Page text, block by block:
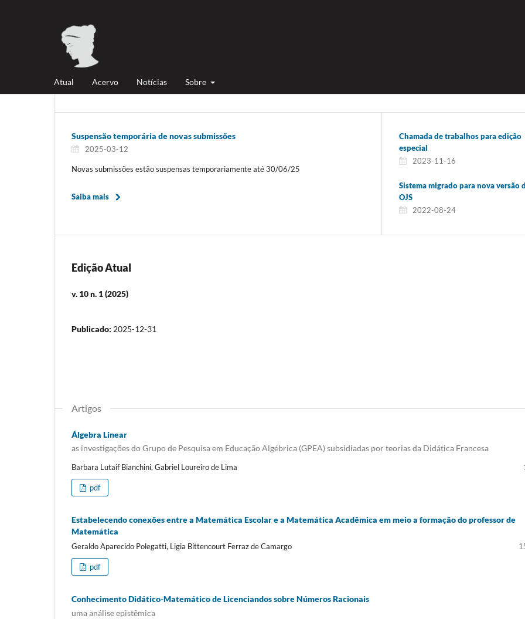
Atual Acervo Notícias Sobre
Suspensão temporária de novas submissões
2025-03-12
Novas submissões estão suspensas temporariamente até 30/06/25
Saiba mais
Chamada de trabalhos para edição
especial
2023-11-16
Sistema migrado para nova versão
OJS
2022-08-24
Edição Atual
v. 10 n. 1 (2025)
Publicado: 2025-12-31
Artigos
Álgebra Linear
as investigações do Grupo de Pesquisa em Educação Algébrica (GPEA) subsidiadas por teorias da Didática Francesa
Barbara Lutaif Bianchini, Gabriel Loureiro de Lima
pdf
Estabelecendo conexões entre a Matemática Escolar e a Matemática Acadêmica em meio a formação do professor de
Matemática
Geraldo Aparecido Polegatti, Ligia Bittencourt Ferraz de Camargo
pdf
Conhecimento Didático-Matemático de Licenciandos sobre Números Racionais
uma análise epistêmica